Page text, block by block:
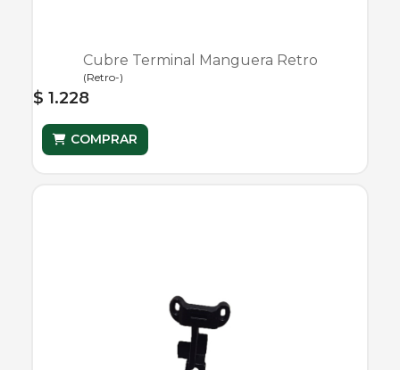
Cubre Terminal Manguera Retro
(Retro-)
$ 1.228
COMPRAR